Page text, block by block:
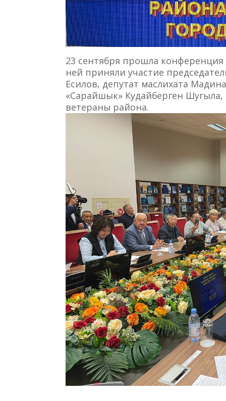
23 сентября прошла
ней приняли участие
Есилов, депутат маслихата
«Сарайшык» Кудайберген
ветераны района.